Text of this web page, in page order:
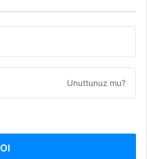
Unuttunuz mu?